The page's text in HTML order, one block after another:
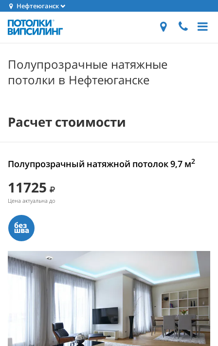
Нефтеюганск
Полупрозрачные натяжные
потолки в Нефтеюганске
Расчет стоимости
Полупрозрачный натяжной потолок 9,7 м2
11725
Цена актуальна до